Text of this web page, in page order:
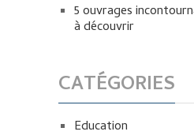
5 ouvrages
à découvrir
CATÉGORIES
Education